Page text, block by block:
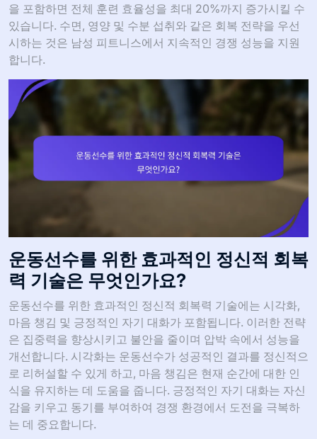
을 포함하면 전체 훈련 효율성을 최대 20%까지 증가시킬 수
있습니다. 수면, 영양 및 수분 섭취와 같은 회복 전략을 우선
시하는 것은 남성 피트니스에서 지속적인 경쟁 성능을 지원
합니다.
운동선수를 위한 효과적인 정신적 회복
력 기술은 무엇인가요?
운동선수를 위한 효과적인 정신적 회복력 기술에는 시각화,
마음 챙김 및 긍정적인 자기 대화가 포함됩니다. 이러한 전략
은 집중력을 향상시키고 불안을 줄이며 압박 속에서 성능을
개선합니다. 시각화는 운동선수가 성공적인 결과를 정신적으
로 리허설할 수 있게 하고, 마음 챙김은 현재 순간에 대한 인
식을 유지하는 데 도움을 줍니다. 긍정적인 자기 대화는 자신
감을 키우고 동기를 부여하여 경쟁 환경에서 도전을 극복하
는 데 중요합니다.